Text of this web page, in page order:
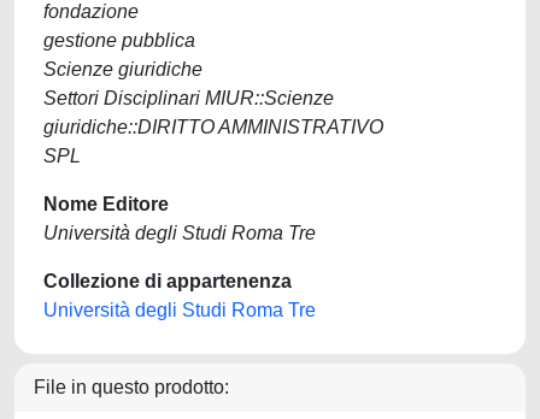
fondazione
gestione pubblica
Scienze giuridiche
Settori Disciplinari MIUR::Scienze
giuridiche::DIRITTO AMMINISTRATIVO
SPL
Nome Editore
Università degli Studi Roma Tre
Collezione di appartenenza
Università degli Studi Roma Tre
File in questo prodotto: